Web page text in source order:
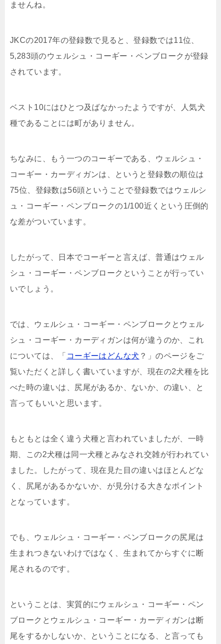
ませんね。
JKCの2017年の登録数で見ると、登録数では11位、
5,283頭のウェルシュ・コーギー・ペンブロークが登録
されています。
ベスト10にはひとつ及ばなかったようですが、人気犬
種であることには町がありません。
ちなみに、もう一つのコーギーである、ウェルシュ・
コーギー・カーディガンは、というと登録数の順位は
75位、登録数は56頭ということで登録数ではウェルシ
ュ・コーギー・ペンブロークの1/100近くという圧倒的
な差がついています。
したがって、日本でコーギーと言えば、普通はウェル
シュ・コーギー・ペンブロークということが行ってい
いでしょう。
では、ウェルシュ・コーギー・ペンブロークとウェル
シュ・コーギー・カーディガンは何が違うのか、これ
については、「 コーギーはどんな犬 ？」のページをご
覧いただくと詳しく書いていますが、現在の2犬種を比
べた時の違いは、尻尾があるか、ないか、の違い、と
言ってもいいと思います。
もともとは全く違う犬種と言われていましたが、一時
期、この2犬種は同一犬種とみなされ交雑が行われてい
ました。したがって、現在見た目の違いはほとんどな
く、尻尾があるかないか、が見分ける大きなポイント
となっています。
でも、ウェルシュ・コーギー・ペンブロークの尻尾は
生まれつきないわけではなく、生まれてからすぐに断
尾されるのです。
ということは、実質的にウェルシュ・コーギー・ペン
ブロークとウェルシュ・コーギー・カーディガンは断
尾をするかしないか、ということになる、と言っても